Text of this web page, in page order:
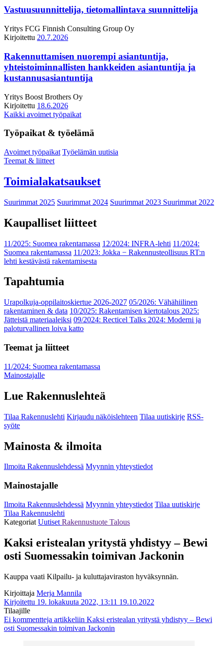
Vastuusuunnittelija, tietomallintava suunnittelija
Yritys FCG Finnish Consulting Group Oy
Kirjoitettu 20.7.2026
Rakennuttamisen nuorempi asiantuntija,
yhteistoiminnallisten hankkeiden asiantuntija ja
kustannusasiantuntija
Yritys Boost Brothers Oy
Kirjoitettu 18.6.2026
Kaikki avoimet työpaikat
Työpaikat & työelämä
Avoimet työpaikat Työelämän uutisia
Teemat & liitteet
Toimialakatsaukset
Suurimmat 2025 Suurimmat 2024 Suurimmat 2023 Suurimmat 2022
Kaupalliset liitteet
11/2025: Suomea rakentamassa 12/2024: INFRA-lehti 11/2024:
Suomea rakentamassa 11/2023: Jokka − Rakennusteollisuus RT:n
lehti kestävästä rakentamisesta
Tapahtumia
Urapolkuja-oppilaitoskiertue 2026-2027 05/2026: Vähähiilinen
rakentaminen & data 10/2025: Rakentamisen kiertotalous 2025:
Jätteistä materiaaleiksi 09/2024: Recticel Talks 2024: Moderni ja
paloturvallinen loiva katto
Teemat ja liitteet
11/2024: Suomea rakentamassa
Mainostajalle
Lue Rakennuslehteä
Tilaa Rakennuslehti Kirjaudu näköislehteen Tilaa uutiskirje RSS-
syöte
Mainosta & ilmoita
Ilmoita Rakennuslehdessä Myynnin yhteystiedot
Mainostajalle
Ilmoita Rakennuslehdessä Myynnin yhteystiedot Tilaa uutiskirje
Tilaa Rakennuslehti
Kategoriat Uutiset Rakennustuote Talous
Kaksi eristealan yritystä yhdistyy – Bewi
osti Suomessakin toimivan Jackonin
Kauppa vaati Kilpailu- ja kuluttajaviraston hyväksynnän.
Kirjoittaja Merja Mannila
Kirjoitettu 19. lokakuuta 2022, 13:11 19.10.2022
Tilaajille
Ei kommentteja artikkeliin Kaksi eristealan yritystä yhdistyy – Bewi
osti Suomessakin toimivan Jackonin